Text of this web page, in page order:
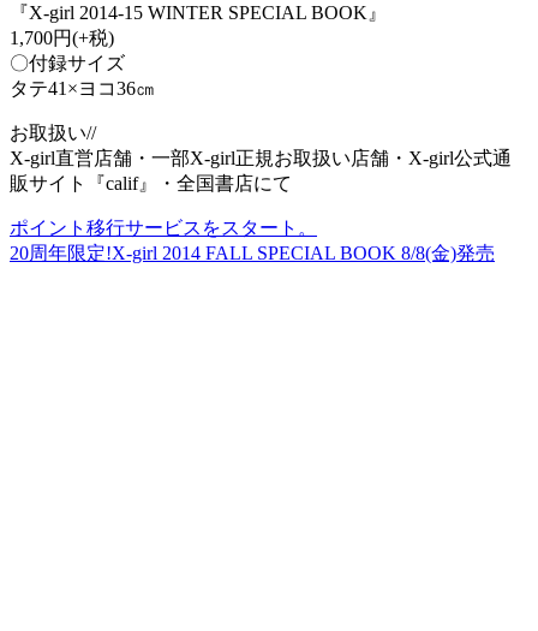
『X-girl 2014-15 WINTER SPECIAL BOOK』
1,700円(+税)
〇付録サイズ
タテ41×ヨコ36㎝
お取扱い//
X-girl直営店舗・一部X-girl正規お取扱い店舗・X-girl公式通
販サイト『calif』・全国書店にて
ポイント移行サービスをスタート。
20周年限定!X-girl 2014 FALL SPECIAL BOOK 8/8(金)発売